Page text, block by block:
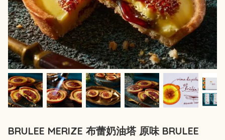
BRULEE MERIZE 布蕾奶油塔 原味 BRULEE